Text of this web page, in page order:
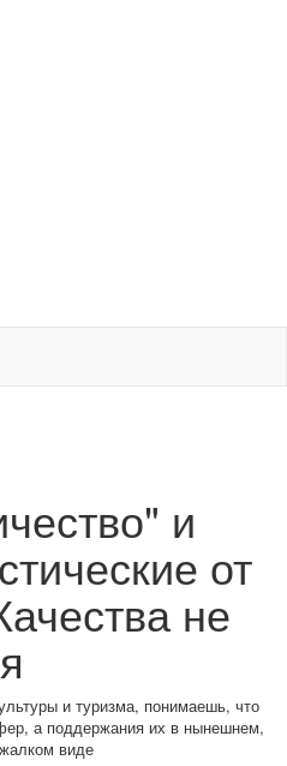
и
от
не
и туризма, понимаешь, что
а поддержания их в нынешнем,
виде